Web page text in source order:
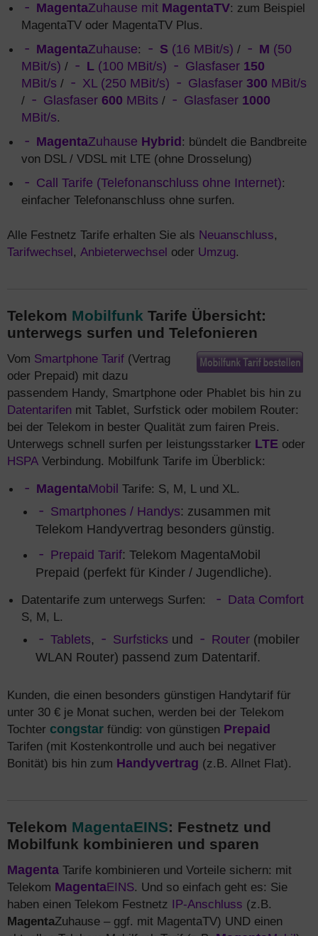
MagentaZuhause mit MagentaTV: zum Beispiel
MagentaTV oder MagentaTV Plus.
MagentaZuhause: S (16 MBit/s) / M (50
MBit/s) / L (100 MBit/s) Glasfaser 150
MBit/s / XL (250 MBit/s) Glasfaser 300 MBit/s
/
Glasfaser 600 MBits / Glasfaser 1000
MBit/s.
MagentaZuhause Hybrid : bündelt die Bandbreite
von DSL / VDSL mit LTE (ohne Drosselung)
Call Tarife (Telefonanschluss ohne Internet):
einfacher Telefonanschluss ohne surfen.
Alle Festnetz Tarife erhalten Sie als Neuanschluss,
Tarifwechsel, Anbieterwechsel oder Umzug.
Telekom Mobilfunk Tarife Übersicht:
unterwegs surfen und Telefonieren
Vom Smartphone Tarif (Vertrag
oder Prepaid) mit dazu
passendem Handy, Smartphone oder Phablet bis hin zu
Datentarifen mit Tablet, Surfstick oder mobilem Router:
bei der Telekom in bester Qualität zum fairen Preis.
Unterwegs schnell surfen per leistungsstarker LTE oder
HSPA Verbindung. Mobilfunk Tarife im Überblick:
MagentaMobil Tarife: S, M, L und XL.
Smartphones / Handys: zusammen mit
Telekom Handyvertrag besonders günstig.
Prepaid Tarif: Telekom MagentaMobil
Prepaid (perfekt für Kinder / Jugendliche).
Datentarife zum unterwegs Surfen:
Data Comfort
S, M, L.
Tablets, Surfsticks und Router (mobiler
WLAN Router) passend zum Datentarif.
Kunden, die einen besonders günstigen Handytarif für
unter 30 € je Monat suchen, werden bei der Telekom
Tochter congstar fündig: von günstigen Prepaid
Tarifen (mit Kostenkontrolle und auch bei negativer
Bonität) bis hin zum Handyvertrag (z.B. Allnet Flat).
Telekom MagentaEINS: Festnetz und
Mobilfunk kombinieren und sparen
Magenta Tarife kombinieren und Vorteile sichern: mit
Telekom MagentaEINS. Und so einfach geht es: Sie
haben einen Telekom Festnetz IP-Anschluss (z.B.
MagentaZuhause – ggf. mit MagentaTV) UND einen